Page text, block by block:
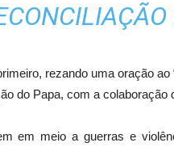
rezando uma oração
do Papa, com a colaboração
em meio a guerras e